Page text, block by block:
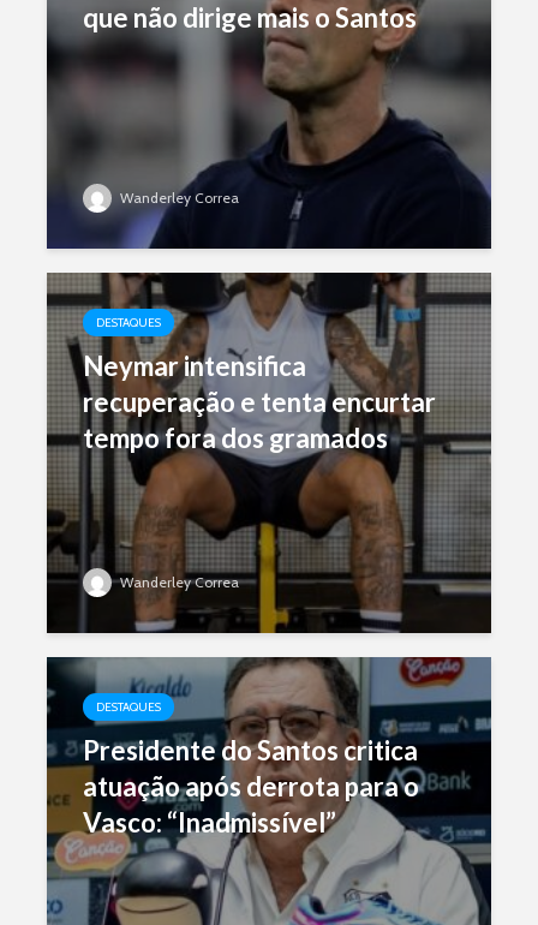
que não dirige mais o Santos
Wanderley Correa
DESTAQUES
Neymar intensifica
recuperação e tenta encurtar
tempo fora dos gramados
Wanderley Correa
DESTAQUES
Presidente do Santos critica
atuação após derrota para o
Vasco: “Inadmissível”